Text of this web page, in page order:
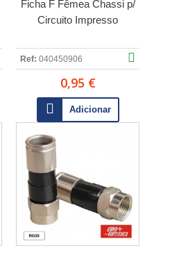
Ficha F Fêmea Chassi p/
Circuito Impresso
Ref: 040450906
0,95 €
Adicionar